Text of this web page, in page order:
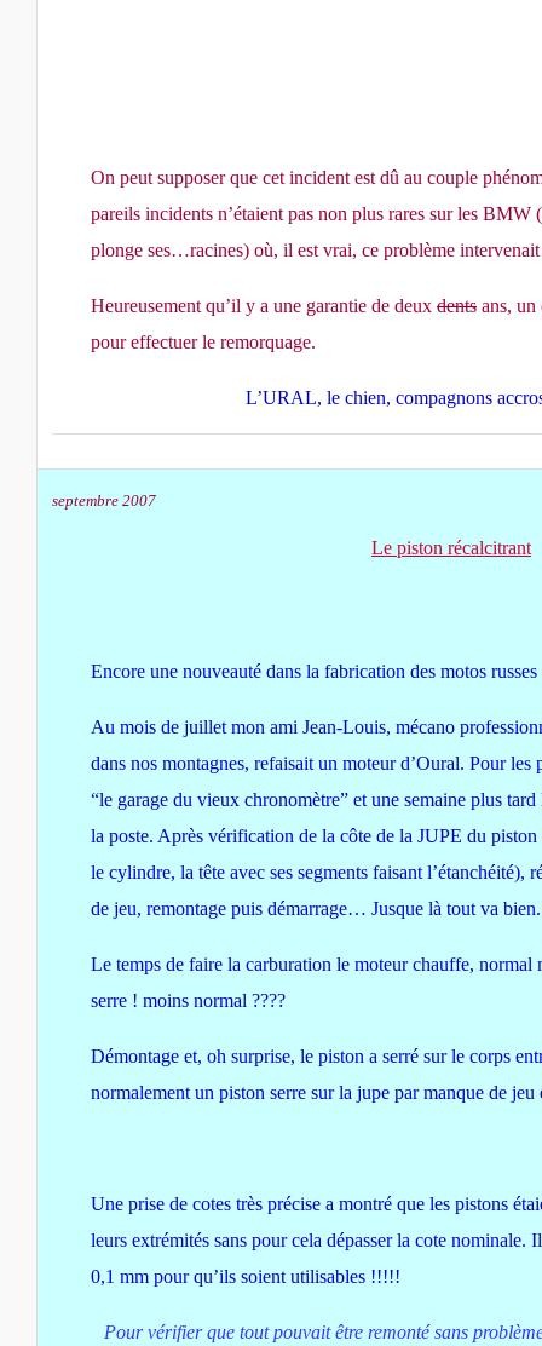
On peut supposer que cet incident est dû au couple
pareils incidents n’étaient pas non plus rares sur les BMW
plonge ses…racines) où, il est vrai, ce problème
Heureusement qu’il y a une garantie de deux dents ans, un
pour effectuer le remorquage.
L’URAL, le chien, compagnons
septembre 2007
Le piston récalcitrant
Encore une nouveauté dans la fabrication des motos russes
Au mois de juillet mon ami Jean-Louis, mécano
dans nos montagnes, refaisait un moteur d’Oural. Pour les
“le garage du vieux chronomètre” et une semaine plus
la poste. Après vérification de la côte de la JUPE du
le cylindre, la tête avec ses segments faisant l’étanchéité),
de jeu, remontage puis démarrage… Jusque là tout va bien.
Le temps de faire la carburation le moteur chauffe,
serre ! moins normal ????
Démontage et, oh surprise, le piston a serré sur le corps
normalement un piston serre sur la jupe par manque de jeu
Une prise de cotes très précise a montré que les pistons
leurs extrémités sans pour cela dépasser la cote nominale.
0,1 mm pour qu’ils soient utilisables !!!!!
Pour vérifier que tout pouvait être remonté sans